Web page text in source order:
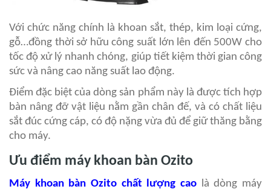
Với chức năng chính là khoan sắt, thép, kim loại cứng,
gỗ…đồng thời sở hữu công suất lớn lên đến 500W cho
tốc độ xử lý nhanh chóng, giúp tiết kiệm thời gian công
sức và nâng cao năng suất lao động.
Điểm đặc biệt của dòng sản phẩm này là được tích hợp
bàn nâng đỡ vật liệu nằm gần chân đế, và có chất liệu
sắt đúc cứng cáp, có độ nặng vừa đủ để giữ thăng bằng
cho máy.
Ưu điểm máy khoan bàn Ozito
Máy khoan bàn Ozito chất lượng cao là dòng máy